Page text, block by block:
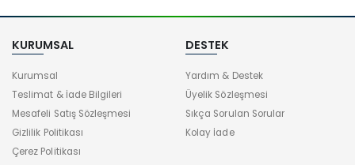
KURUMSAL
Kurumsal
Teslimat & İade Bilgileri
Mesafeli Satış Sözleşmesi
Gizlilik Politikası
Çerez Politikası
DESTEK
Yardım & Destek
Üyelik Sözleşmesi
Sıkça Sorulan Sorular
Kolay İade